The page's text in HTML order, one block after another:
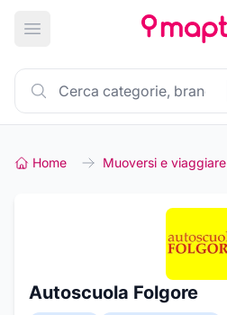
Apri menu principale
Home Muoversi e viaggiare
Autoscuola Folgore